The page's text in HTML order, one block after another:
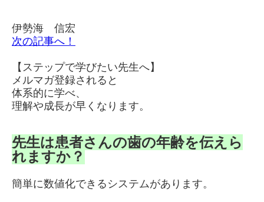
伊勢海 信宏
次の記事へ！
【ステップで学びたい先生へ】
メルマガ登録されると
体系的に学べ、
理解や成長が早くなります。
先生は患者さんの歯の年齢を伝えら
れますか？
簡単に数値化できるシステムがあります。